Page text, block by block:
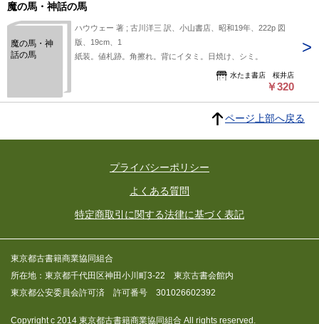
魔の馬・神話の馬
魔の馬・神
話の馬
ハウウェー 著 ; 古川洋三 訳、小山書店、昭和19年、222p 図
版、19cm、1
紙装。値札跡。角擦れ。背にイタミ。日焼け、シミ。
水たま書店 桜井店
￥320
ページ上部へ戻る
プライバシーポリシー
よくある質問
特定商取引に関する法律に基づく表記
東京都古書籍商業協同組合
所在地：東京都千代田区神田小川町3-22 東京古書会館内
東京都公安委員会許可済 許可番号 301026602392
Copyright c 2014 東京都古書籍商業協同組合 All rights reserved.